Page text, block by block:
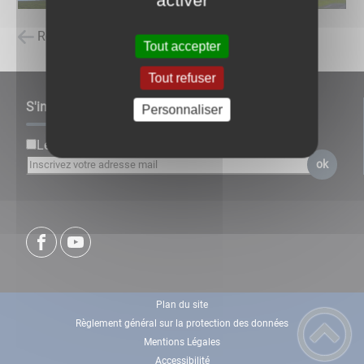
Retour à la liste des carnets d'adresses
S'inscrire à notre newsletter
Lettre d'information par défaut
ok
Plan du site
Règlement général sur la protection des données
Mentions Légales
Accessibilité
Tout accepter
Tout refuser
Personnaliser